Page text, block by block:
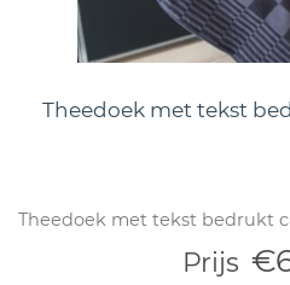
Theedoek met tekst
Theedoek met tekst bedrukt
Prijs